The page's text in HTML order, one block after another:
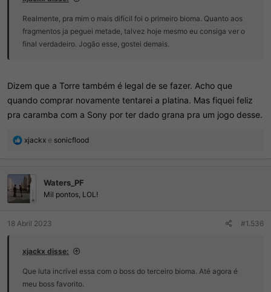
Realmente, pra mim o mais difícil foi o primeiro bioma. Quanto aos
fragmentos ja peguei metade, talvez hoje mesmo eu consiga ver o
final verdadeiro. Jogão esse, gostei demais.
Dizem que a Torre também é legal de se fazer. Acho que
quando comprar novamente tentarei a platina. Mas fiquei feliz
pra caramba com a Sony por ter dado grana pra um jogo desse.
R
ç
õ
e
s
xjackx e sonicflood
Waters_PF
Mil pontos, LOL!
18 Abril 2023 #1.536
xjackx disse:
Que luta incrível essa com o boss do terceiro bioma. Até agora é
meu boss favorito.